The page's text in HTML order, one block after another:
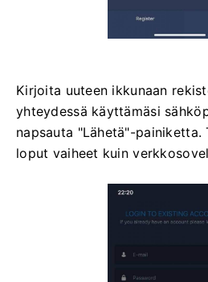
Kirjoita uuteen ikkunaan
yhteydessä käyttämäsi
napsauta "Lähetä"-painiketta.
loput vaiheet kuin